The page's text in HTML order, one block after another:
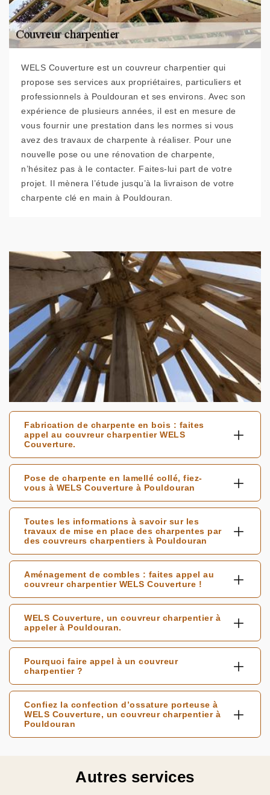
WELS Couverture est un couvreur charpentier qui
propose ses services aux propriétaires, particuliers et
professionnels à Pouldouran et ses environs. Avec son
expérience de plusieurs années, il est en mesure de
vous fournir une prestation dans les normes si vous
avez des travaux de charpente à réaliser. Pour une
nouvelle pose ou une rénovation de charpente,
n’hésitez pas à le contacter. Faites-lui part de votre
projet. Il mènera l’étude jusqu’à la livraison de votre
charpente clé en main à Pouldouran.
Fabrication de charpente en bois : faites
appel au couvreur charpentier WELS
Couverture.
Pose de charpente en lamellé collé, fiez-
vous à WELS Couverture à Pouldouran
Toutes les informations à savoir sur les
travaux de mise en place des charpentes par
des couvreurs charpentiers à Pouldouran
Aménagement de combles : faites appel au
couvreur charpentier WELS Couverture !
WELS Couverture, un couvreur charpentier à
appeler à Pouldouran.
Pourquoi faire appel à un couvreur
charpentier ?
Confiez la confection d’ossature porteuse à
WELS Couverture, un couvreur charpentier à
Pouldouran
Autres services